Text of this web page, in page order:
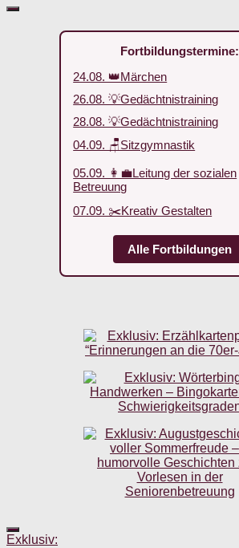
Fortbildungstermine:
24.08. 👑Märchen
26.08. 💡Gedächtnistraining
28.08. 💡Gedächtnistraining
04.09. 🪑Sitzgymnastik
05.09. 👩‍💼Leitung der sozialen
Betreuung
07.09. ✂️Kreativ Gestalten
Alle Fortbildungen
Exklusiv: